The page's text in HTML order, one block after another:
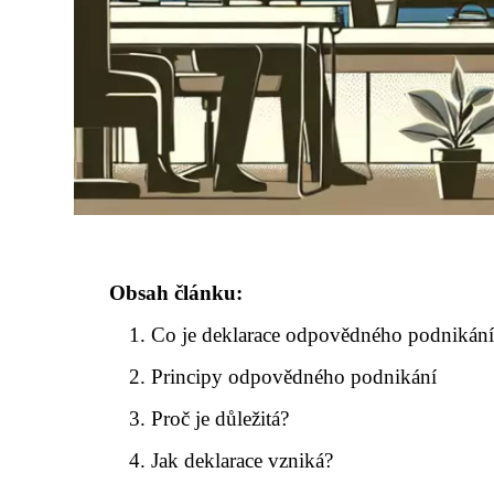
Obsah článku:
Co je deklarace odpovědného
Principy odpovědného podnikání
Proč je důležitá?
Jak deklarace vzniká?